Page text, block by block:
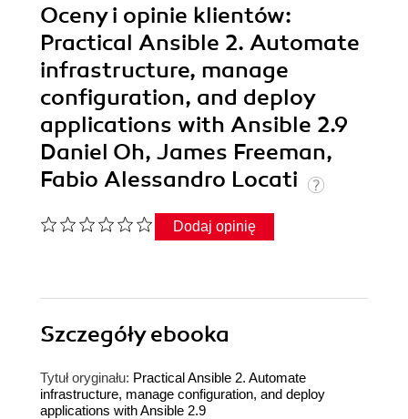
Oceny i opinie klientów:
Practical Ansible 2. Automate
infrastructure, manage
configuration, and deploy
applications with Ansible 2.9
Daniel Oh, James Freeman,
Fabio Alessandro Locati
Dodaj opinię
Szczegółyebooka
Tytuł oryginału: Practical Ansible 2. Automate
infrastructure, manage configuration, and deploy
applications with Ansible 2.9